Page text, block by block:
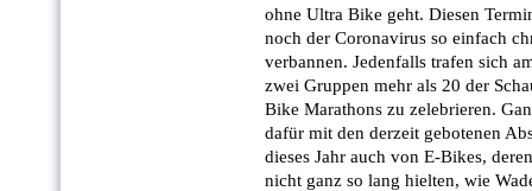
ohne Ultra Bike geht. Diesen
noch der Coronavirus so einfach
verbannen. Jedenfalls trafen sich
zwei Gruppen mehr als 20 der
Bike Marathons zu zelebrieren.
dafür mit den derzeit gebotenen
dieses Jahr auch von E-Bikes,
nicht ganz so lang hielten, wie